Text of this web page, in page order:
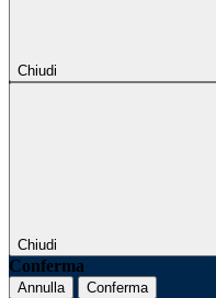
Chiudi
Chiudi
Conferma
Annulla Conferma